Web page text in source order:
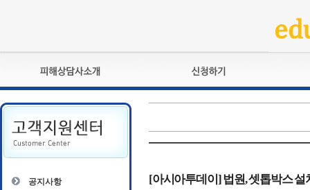
피해상담사란?
자격관리규정
상담사 자격증 확인
- 피해상담사 1급
교육훈련
자격복원
공지사항 [아시아투데이] 법원, 셋톱박스 설